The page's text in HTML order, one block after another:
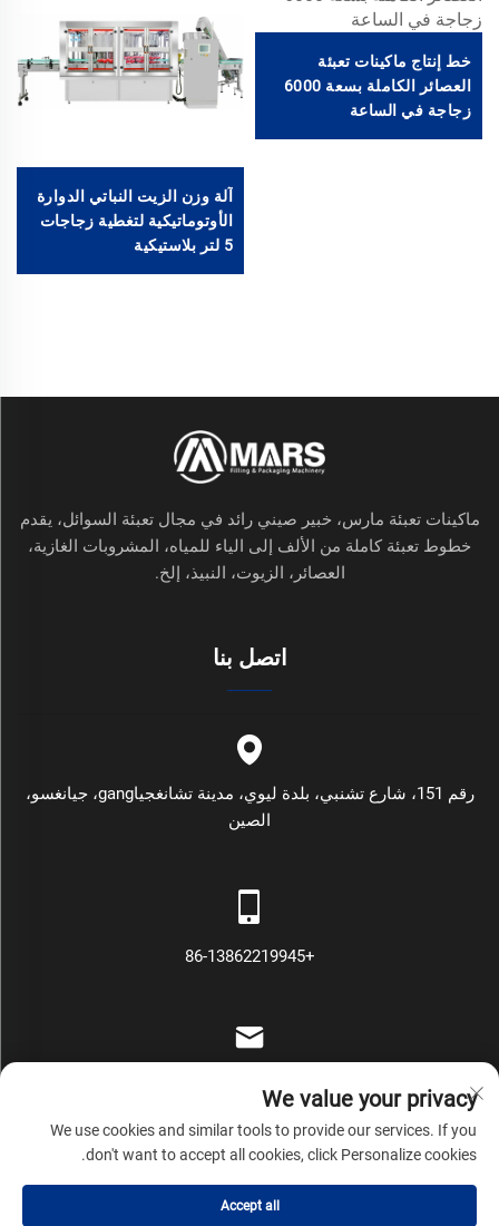
خط إنتاج ماكينات تعبئة
العصائر الكاملة بسعة 6000
زجاجة في الساعة
آلة وزن الزيت النباتي الدوارة
الأوتوماتيكية لتغطية زجاجات
5 لتر بلاستيكية
ماكينات تعبئة مارس، خبير صيني رائد في مجال تعبئة السوائل، يقدم
خطوط تعبئة كاملة من الألف إلى الياء للمياه، المشروبات الغازية،
العصائر، الزيوت، النبيذ، إلخ.
اتصل بنا
رقم 151، شارع تشنبي، بلدة ليوي، مدينة تشانغجياgang، جيانغسو،
الصين
+86-13862219945
حقوق النشر © شركة تشانغ جيا غانغ مارس لمكائن التعبئة والتغليف
المحدودة جميع الحقوق محفوظةسياسة الخصوصية
We value your privacy
We use cookies and similar tools to provide our services. If you
don't want to accept all cookies, click Personalize cookies.
Accept all